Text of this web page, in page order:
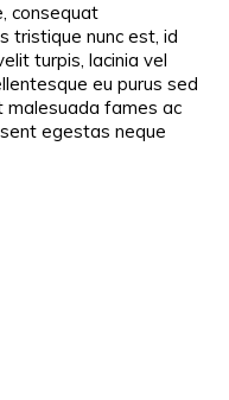
consequat
tristique nunc est, id
turpis, lacinia vel
eu purus sed
malesuada fames ac
egestas neque